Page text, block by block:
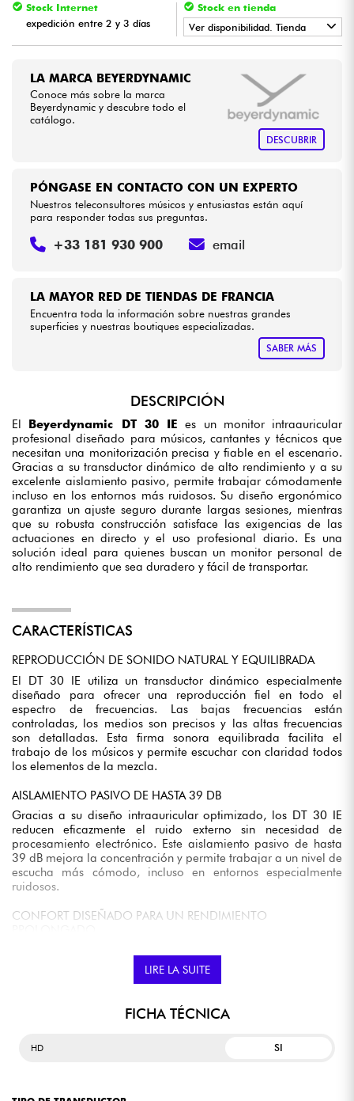
Cables & Acces.
HiFi
Ver nuestras marcas
Stock Internet
expedición entre 2 y 3 días
Stock en tienda
Ver disponibilidad. Tienda
LA MARCA BEYERDYNAMIC
Conoce más sobre la marca
Beyerdynamic y descubre todo el
catálogo.
DESCUBRIR
LA MAYOR RED DE TIENDAS DE FRANCIA
Encuentra toda la información sobre nuestras grandes
superficies y nuestras boutiques especializadas.
SABER MÁS
PÓNGASE EN CONTACTO CON UN EXPERTO
Nuestros teleconsultores músicos y entusiastas están aquí
para responder todas sus preguntas.
+33 181 930 900 email
DESCRIPCIÓN
El Beyerdynamic DT 30 IE es un monitor intraauricular
profesional diseñado para músicos, cantantes y técnicos que
necesitan una monitorización precisa y fiable en el escenario.
Gracias a su transductor dinámico de alto rendimiento y a su
excelente aislamiento pasivo, permite trabajar cómodamente
incluso en los entornos más ruidosos. Su diseño ergonómico
garantiza un ajuste seguro durante largas sesiones, mientras
que su robusta construcción satisface las exigencias de las
actuaciones en directo y el uso profesional diario. Es una
solución ideal para quienes buscan un monitor personal de
alto rendimiento que sea duradero y fácil de transportar.
CARACTERÍSTICAS
REPRODUCCIÓN DE SONIDO NATURAL Y EQUILIBRADA
El DT 30 IE utiliza un transductor dinámico especialmente
diseñado para ofrecer una reproducción fiel en todo el
espectro de frecuencias. Las bajas frecuencias están
controladas, los medios son precisos y las altas frecuencias
son detalladas. Esta firma sonora equilibrada facilita el
trabajo de los músicos y permite escuchar con claridad todos
los elementos de la mezcla.
AISLAMIENTO PASIVO DE HASTA 39 DB
Gracias a su diseño intraauricular optimizado, los DT 30 IE
reducen eficazmente el ruido externo sin necesidad de
procesamiento electrónico. Este aislamiento pasivo de hasta
39 dB mejora la concentración y permite trabajar a un nivel de
escucha más cómodo, incluso en entornos especialmente
ruidosos.
CONFORT DISEÑADO PARA UN RENDIMIENTO
partir de cientos de impresiones de oídos para proporcionar
garantiza un excelente confort durante los ensayos, conciertos
o sesiones prolongadas.
UN CABLE REFORZADO PARA UN USO INTENSIVO
LIRE LA SUITE
FICHA TÉCNICA
HD SI